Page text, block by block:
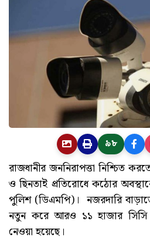
৯৮
রাজধানীর জননিরাপত্তা নিশ্চিত
ও ছিনতাই প্রতিরোধে কঠোর
পুলিশ (ডিএমপি)। নজরদারি
নতুন করে আরও ১১ হাজার সিসি
নেওয়া হয়েছে।